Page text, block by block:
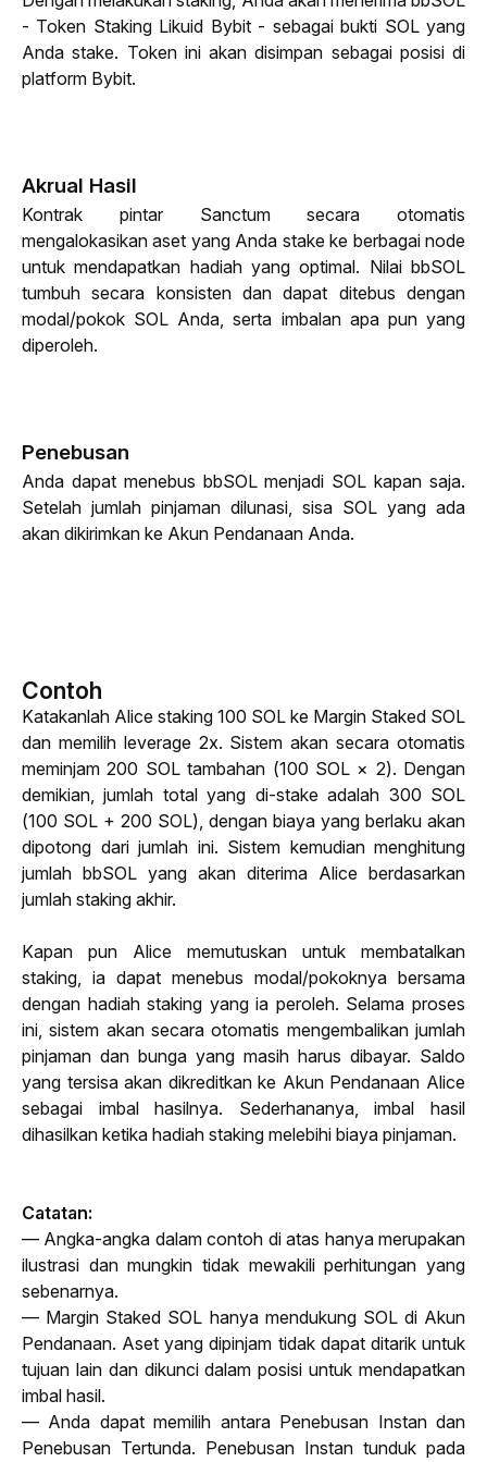
- Token Staking Likuid Bybit - sebagai bukti SOL yang
Anda stake. Token ini akan disimpan sebagai posisi di
platform Bybit.
Akrual Hasil
Kontrak pintar Sanctum secara otomatis
mengalokasikan aset yang Anda stake ke berbagai node
untuk mendapatkan hadiah yang optimal. Nilai bbSOL
tumbuh secara konsisten dan dapat ditebus dengan
modal/pokok SOL Anda, serta imbalan apa pun yang
diperoleh.
Penebusan
Anda dapat menebus bbSOL menjadi SOL kapan saja.
Setelah jumlah pinjaman dilunasi, sisa SOL yang ada
akan dikirimkan ke Akun Pendanaan Anda.
Contoh
Katakanlah Alice staking 100 SOL ke Margin Staked SOL
dan memilih leverage 2x. Sistem akan secara otomatis
meminjam 200 SOL tambahan (100 SOL × 2). Dengan
demikian, jumlah total yang di-stake adalah 300 SOL
(100 SOL + 200 SOL), dengan biaya yang berlaku akan
dipotong dari jumlah ini. Sistem kemudian menghitung
jumlah bbSOL yang akan diterima Alice berdasarkan
jumlah staking akhir.
staking, ia dapat menebus modal/pokoknya bersama
dengan hadiah staking yang ia peroleh. Selama proses
ini, sistem akan secara otomatis mengembalikan jumlah
pinjaman dan bunga yang masih harus dibayar. Saldo
yang tersisa akan dikreditkan ke Akun Pendanaan Alice
sebagai imbal hasilnya. Sederhananya, imbal hasil
dihasilkan ketika hadiah staking melebihi biaya pinjaman.
Catatan:
— Angka-angka dalam contoh di atas hanya merupakan
ilustrasi dan mungkin tidak mewakili perhitungan yang
sebenarnya.
— Margin Staked SOL hanya mendukung SOL di Akun
Pendanaan. Aset yang dipinjam tidak dapat ditarik untuk
tujuan lain dan dikunci dalam posisi untuk mendapatkan
imbal hasil.
— Anda dapat memilih antara Penebusan Instan dan
Penebusan Tertunda. Penebusan Instan tunduk pada